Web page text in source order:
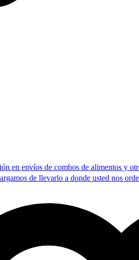
en envíos de combos de alimentos y
de llevarlo a donde usted nos